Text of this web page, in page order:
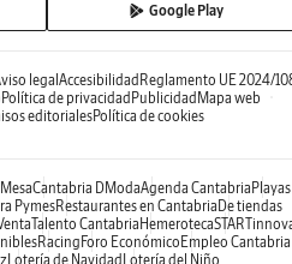
Google Play
legalAccesibilidadReglamento UE 2024/
Política de privacidadPublicidadMapa web
editorialesPolítica de cookies
Cantabria DModaAgenda CantabriaPlayas
PymesRestaurantes en CantabriaDe tiendas
Talento CantabriaHemeroteca
RacingForo EconómicoEmpleo Cantabria
Lotería de NavidadLotería del Niño